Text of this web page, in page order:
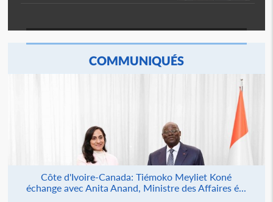
COMMUNIQUÉS
Côte d'Ivoire-Canada: Tiémoko Meyliet Koné
échange avec Anita Anand, Ministre des Affaires é...